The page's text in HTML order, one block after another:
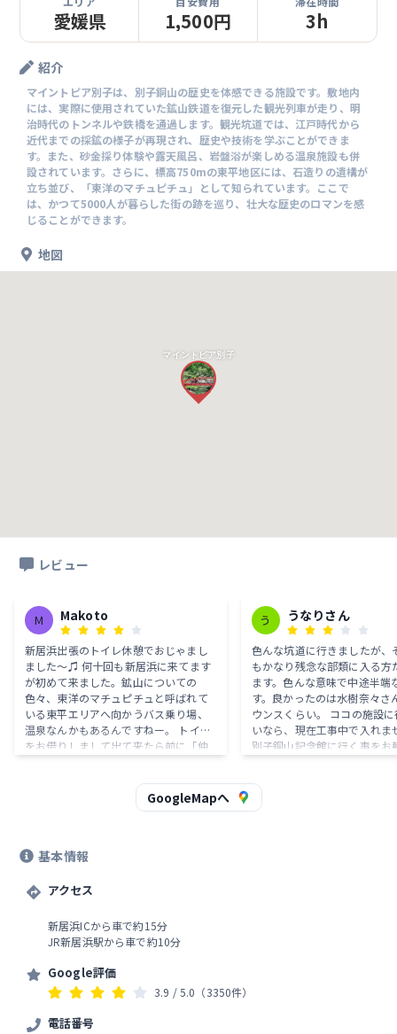
愛媛県 1,500円 3h
紹介
マイントピア別子は、別子銅山の歴史を体感できる施設です。敷地内
には、実際に使用されていた鉱山鉄道を復元した観光列車が走り、明
治時代のトンネルや鉄橋を通過します。観光坑道では、江戸時代から
近代までの採鉱の様子が再現され、歴史や技術を学ぶことができま
す。また、砂金採り体験や露天風呂、岩盤浴が楽しめる温泉施設も併
設されています。さらに、標高750mの東平地区には、石造りの遺構が
立ち並び、「東洋のマチュピチュ」として知られています。ここで
は、かつて5000人が暮らした街の跡を巡り、壮大な歴史のロマンを感
じることができます。
地図
マイントピア別子
レビュー
M Makoto
新居浜出張のトイレ休憩でおじゃまし
ました〜♫ 何十回も新居浜に来てます
が初めて来ました。鉱山についての
色々、東洋のマチュピチュと呼ばれて
いる東平エリアへ向かうバス乗り場、
温泉なんかもあるんですねー。 トイレ
をお借りしまして出て来たら前に「仲
おー！ガッチリミカンです。濃いな
ー！美味しいです♫バニラとのミック
う うなりさん
色んな坑道に行きましたが、
もかなり残念な部類に入る方
ます。色んな意味で中途半端
す。良かったのは水樹奈々さ
ウンスくらい。 ココの施設に行くくら
いなら、現在工事中で入れま
別子銅山記念館に行く事をお
GoogleMapへ
基本情報
アクセス
新居浜ICから車で約15分
JR新居浜駅から車で約10分
Google評価
3.9 / 5.0 （3350件）
電話番号